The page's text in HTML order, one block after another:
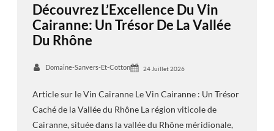
Découvrez L’Excellence Du Vin
Cairanne: Un Trésor De La Vallée
Du Rhône
Domaine-Sanvers-Et-Cotton 24 Juillet 2026
Article sur le Vin Cairanne Le Vin Cairanne : Un Trésor
Caché de la Vallée du Rhône La région viticole de
Cairanne, située dans la vallée du Rhône méridionale,